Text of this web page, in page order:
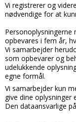
Vi registrerer og
nødvendige for at
Personoplysningerne
opbevares i fem år,
Vi samarbejder
som opbevarer og
udelukkende
egne formål.
Vi samarbejder kun
give dine oplysninger
Den dataansvarlige